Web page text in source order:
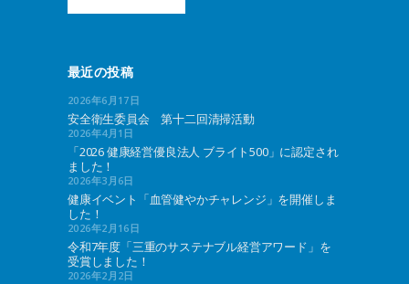
最近の投稿
2026年6月17日
安全衛生委員会 第十二回清掃活動
2026年4月1日
「2026 健康経営優良法人 ブライト500」に認定され
ました！
2026年3月6日
健康イベント「血管健やかチャレンジ」を開催しま
した！
2026年2月16日
令和7年度「三重のサステナブル経営アワード」を
受賞しました！
2026年2月2日